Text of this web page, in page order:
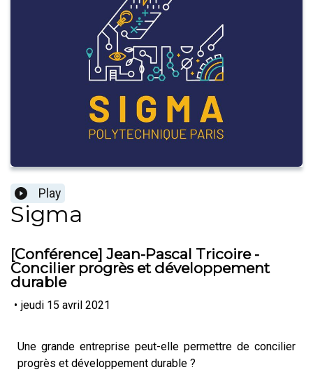
Play
Sigma
[Conférence] Jean-Pascal Tricoire -
Concilier progrès et développement
durable
• jeudi 15 avril 2021
Une grande entreprise peut-elle permettre de concilier
progrès et développement durable ?